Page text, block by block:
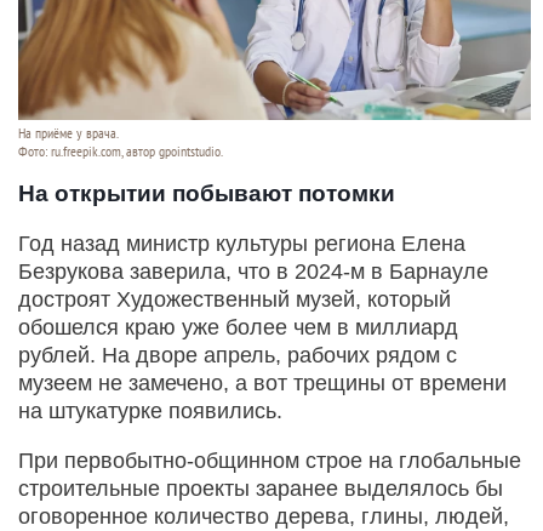
На приёме у врача.
Фото: ru.freepik.com, автор gpointstudio.
На открытии побывают потомки
Год назад министр культуры региона Елена
Безрукова заверила, что в 2024-м в Барнауле
достроят Художественный музей, который
обошелся краю уже более чем в миллиард
рублей. На дворе апрель, рабочих рядом с
музеем не замечено, а вот трещины от времени
на штукатурке появились.
При первобытно-общинном строе на глобальные
строительные проекты заранее выделялось бы
оговоренное количество дерева, глины, людей,